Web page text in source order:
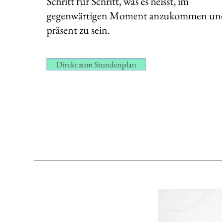
gegenwärtigen Moment anzukommen
präsent zu sein.
Direkt zum Stundenplan